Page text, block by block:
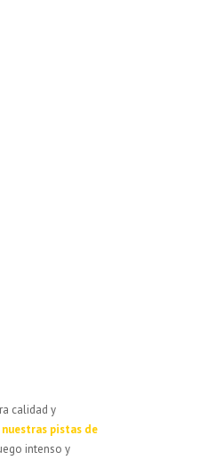
calidad y
pistas de
intenso y